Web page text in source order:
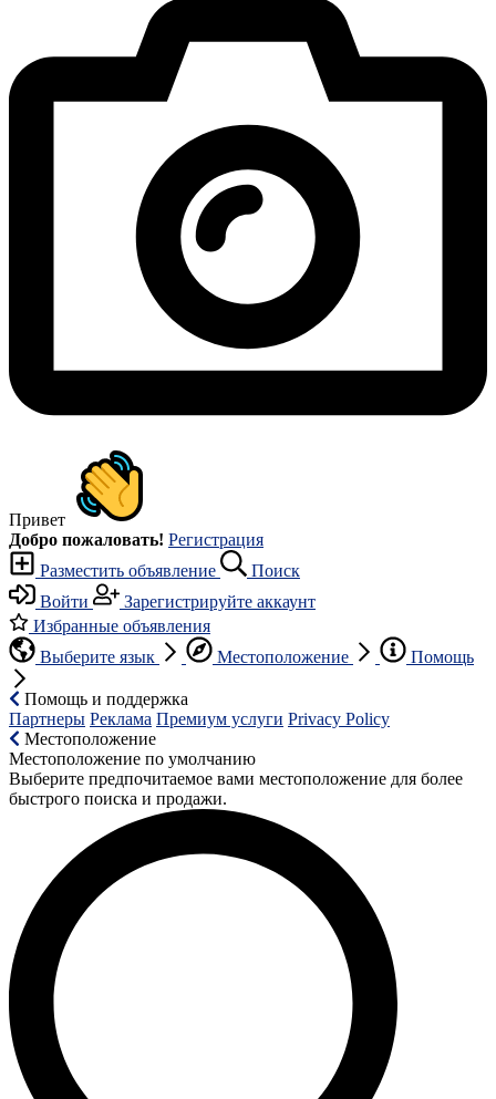
Привет
Добро пожаловать! Регистрация
Разместить объявление
Поиск
Войти
Зарегистрируйте аккаунт
Избранные объявления
Выберите язык
Местоположение Помощь
Помощь и поддержка
Партнеры Реклама Премиум услуги Privacy Policy
Местоположение
Местоположение по умолчанию
Выберите предпочитаемое вами местоположение для более
быстрого поиска и продажи.